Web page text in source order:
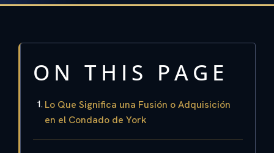
ON THIS PAGE
Lo Que Significa una Fusión o Adquisición
en el Condado de York